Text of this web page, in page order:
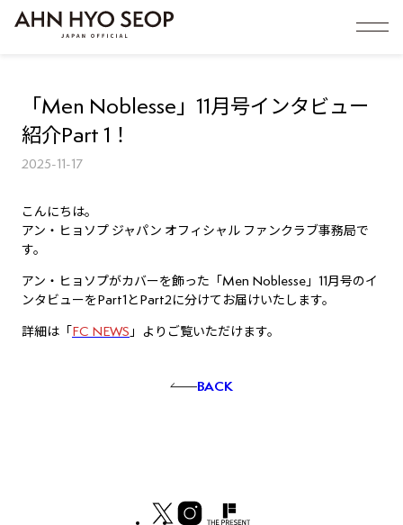
「Men Noblesse」11月号インタビュー
紹介Part 1！
2025-11-17
こんにちは。
アン・ヒョソプ ジャパン オフィシャル ファンクラブ事務局で
す。
アン・ヒョソプがカバーを飾った「Men Noblesse」11月号のイ
ンタビューをPart1とPart2に分けてお届けいたします。
詳細は「 FC NEWS 」よりご覧いただけます。
BACK